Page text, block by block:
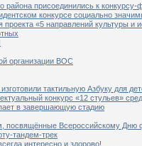
района присоединились к
конкурсе социально
проекта «5 направлений культуры и
организации ВОС
тактильную Азбуку для
конкурс «12 стульев»
в завершающую стадию
Всероссийскому Дню
тандем-трек
интересно и здорово!